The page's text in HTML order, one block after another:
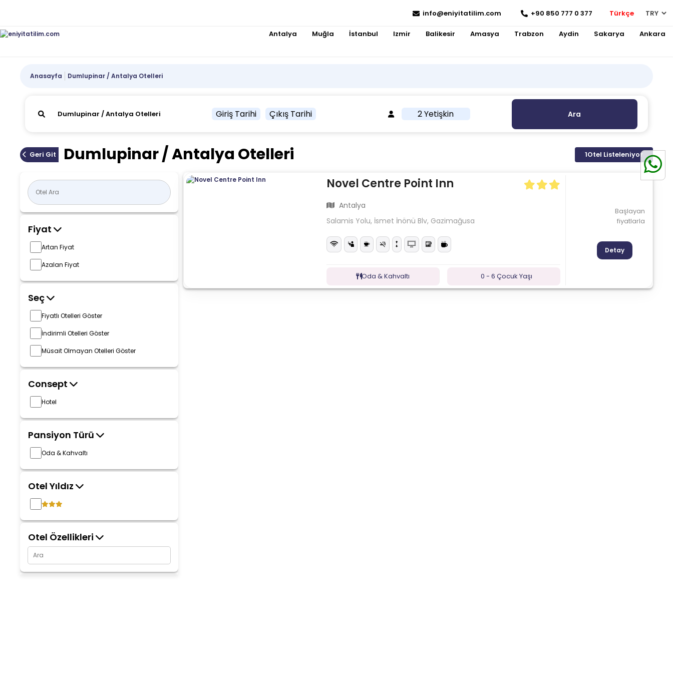
info@eniyitatilim.com +90 850 777 0 377 Türkçe
Antalya Muğla İstanbul Izmir Balikesir Amasya Trabzon Aydin Sakarya Ankara
Anasayfa Dumlupinar / Antalya Otelleri
Giriş Tarihi Çıkış Tarihi 2 Yetişkin Ara
Geri Git Dumlupinar / Antalya Otelleri 1Otel Listeleniyor
Fiyat
Artan Fiyat
Azalan Fiyat
Seç
Fiyatlı Otelleri Göster
İndirimli Otelleri Göster
Müsait Olmayan Otelleri Göster
Consept
Hotel
Pansiyon Türü
Oda & Kahvaltı
Otel Yıldız
Otel Özellikleri
Novel Centre Point Inn
Antalya
Salamis Yolu, İsmet İnönü Blv, Gazimağusa
Oda & Kahvaltı 0 - 6 Çocuk Yaşı
Başlayan
fiyatlarla
Detay